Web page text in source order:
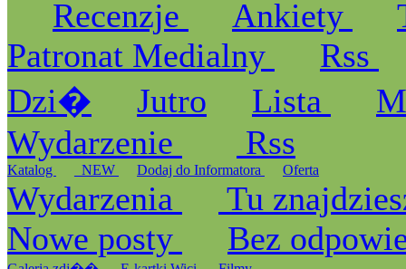
Recenzje
Ankiety
Patronat Medialny
Rss
Dzi�
Jutro Lista
Wydarzenie
Rss
Katalog _NEW Dodaj do Informatora Oferta
Wydarzenia
Tu
Nowe posty
Bez